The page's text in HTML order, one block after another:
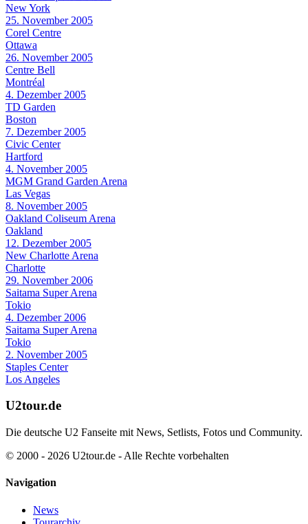
New York
25. November 2005
Corel Centre
Ottawa
26. November 2005
Centre Bell
Montréal
4. Dezember 2005
TD Garden
Boston
7. Dezember 2005
Civic Center
Hartford
4. November 2005
MGM Grand Garden Arena
Las Vegas
8. November 2005
Oakland Coliseum Arena
Oakland
12. Dezember 2005
New Charlotte Arena
Charlotte
29. November 2006
Saitama Super Arena
Tokio
4. Dezember 2006
Saitama Super Arena
Tokio
2. November 2005
Staples Center
Los Angeles
U2tour.de
Die deutsche U2 Fanseite mit News, Setlists, Fotos und Community.
© 2000 - 2026 U2tour.de - Alle Rechte vorbehalten
Navigation
News